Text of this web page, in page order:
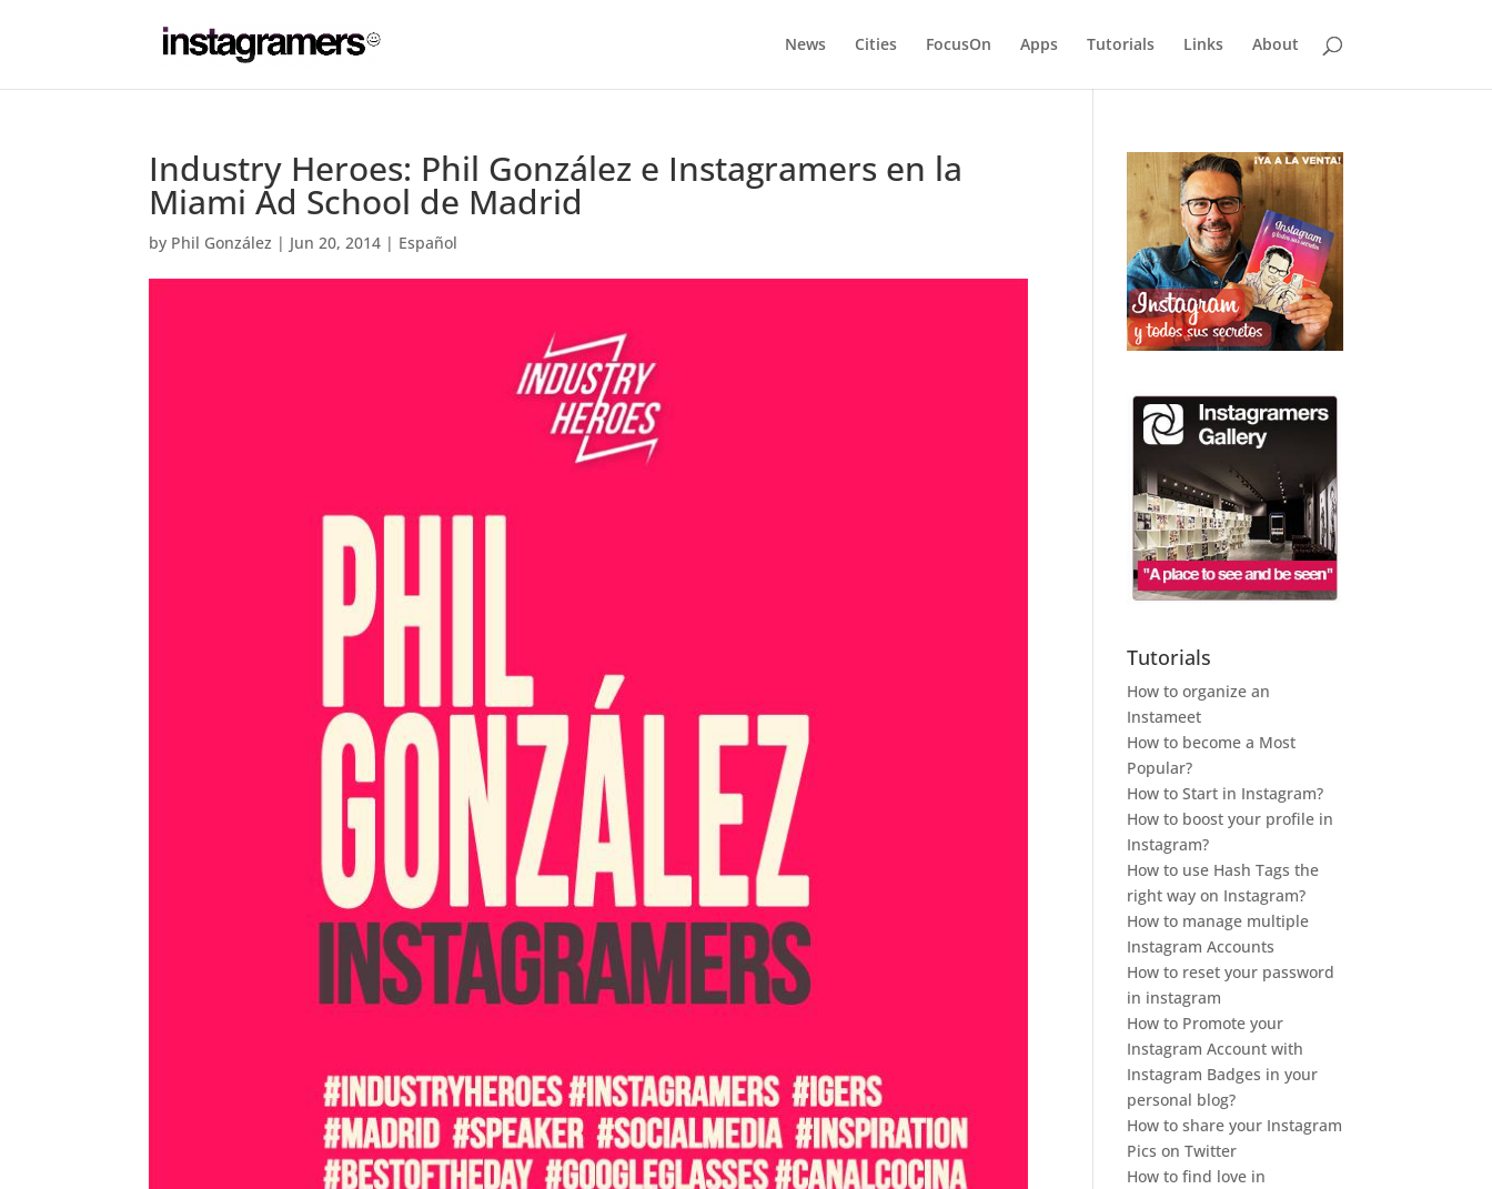
News Cities FocusOn Apps Tutorials Links About
Industry Heroes: Phil González e Instagramers en la
Miami Ad School de Madrid
by Phil González | Jun 20, 2014 | Español
Tutorials
How to organize an
Instameet
How to become a Most
Popular?
How to Start in Instagram?
How to boost your profile in
Instagram?
How to use Hash Tags the
right way on Instagram?
How to manage multiple
Instagram Accounts
How to reset your password
in instagram
How to Promote your
Instagram Account with
Instagram Badges in your
personal blog?
How to share your Instagram
Pics on Twitter
How to find love in